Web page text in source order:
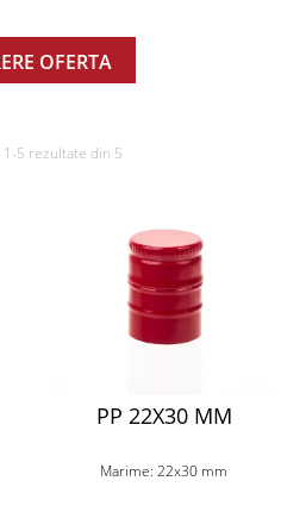
OFERTA
1-5 rezultate din 5
PP 22X30 MM
Marime: 22x30 mm